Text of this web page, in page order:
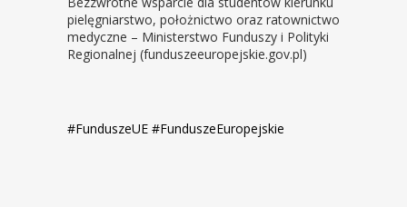
pielęgniarstwo, położnictwo oraz ratownictwo
medyczne – Ministerstwo Funduszy i Polityki
Regionalnej (funduszeeuropejskie.gov.pl)
#FunduszeUE #FunduszeEuropejskie